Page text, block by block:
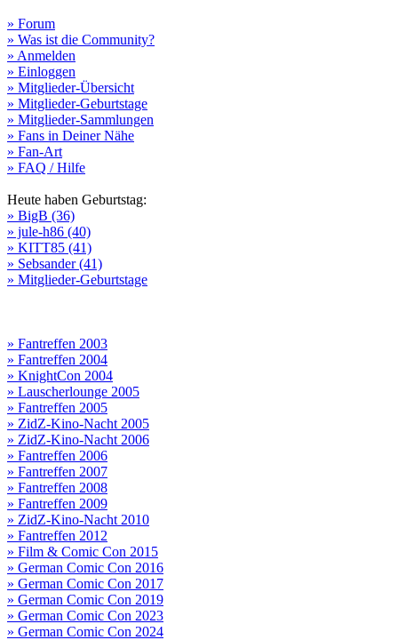
» Forum
» Was ist die Community?
» Anmelden
» Einloggen
» Mitglieder-Übersicht
» Mitglieder-Geburtstage
» Mitglieder-Sammlungen
» Fans in Deiner Nähe
» Fan-Art
» FAQ / Hilfe
Heute haben Geburtstag:
» BigB (36)
» jule-h86 (40)
» KITT85 (41)
» Sebsander (41)
» Mitglieder-Geburtstage
» Fantreffen 2003
» Fantreffen 2004
» KnightCon 2004
» Lauscherlounge 2005
» Fantreffen 2005
» ZidZ-Kino-Nacht 2005
» ZidZ-Kino-Nacht 2006
» Fantreffen 2006
» Fantreffen 2007
» Fantreffen 2008
» Fantreffen 2009
» ZidZ-Kino-Nacht 2010
» Fantreffen 2012
» Film & Comic Con 2015
» German Comic Con 2016
» German Comic Con 2017
» German Comic Con 2019
» German Comic Con 2023
» German Comic Con 2024